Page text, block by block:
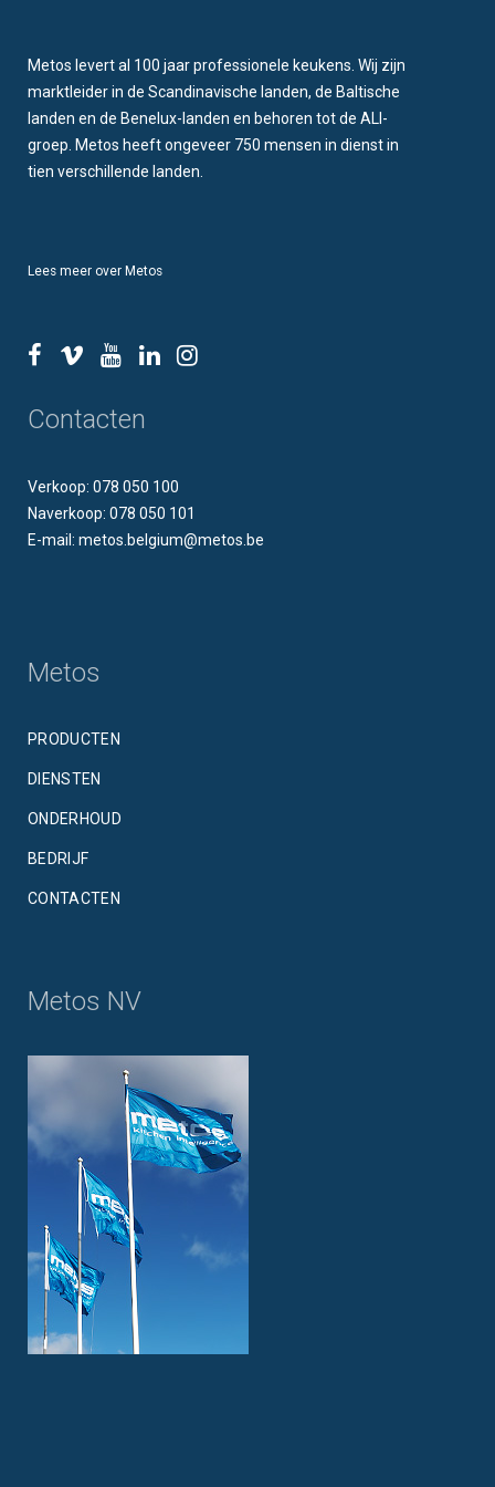
Metos levert al 100 jaar professionele keukens. Wij zijn
marktleider in de Scandinavische landen, de Baltische
landen en de Benelux-landen en behoren tot de ALI-
groep. Metos heeft ongeveer 750 mensen in dienst in
tien verschillende landen.
Lees meer over Metos
Contacten
Verkoop: 078 050 100
Naverkoop: 078 050 101
E-mail: metos.belgium@metos.be
Metos
PRODUCTEN
DIENSTEN
ONDERHOUD
BEDRIJF
CONTACTEN
Metos NV